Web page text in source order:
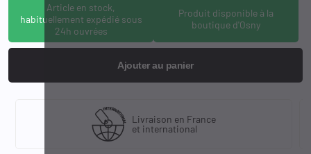
Article en stock,
habituellement expédié sous
24h ouvrées
Produit disponible à la
boutique d'Osny
Ajouter au panier
Livraison en France
et international